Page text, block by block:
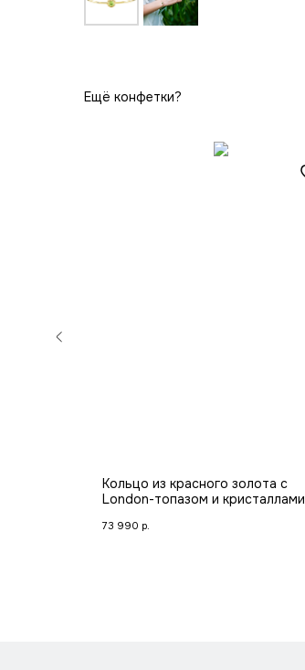
Ещё конфетки?
Кольцо из красного золота с
London-топазом и кристаллами
73 990 р.